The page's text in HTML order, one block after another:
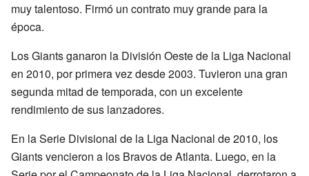
muy talentoso. Firmó un contrato muy grande para la
época.
Los Giants ganaron la División Oeste de la Liga Nacional
en 2010, por primera vez desde 2003. Tuvieron una gran
segunda mitad de temporada, con un excelente
rendimiento de sus lanzadores.
En la Serie Divisional de la Liga Nacional de 2010, los
Giants vencieron a los Bravos de Atlanta. Luego, en la